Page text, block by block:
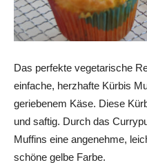
Das perfekte vegetarische
einfache, herzhafte Kürbis
geriebenem Käse. Diese
und saftig. Durch das
Muffins eine angenehme,
schöne gelbe Farbe.